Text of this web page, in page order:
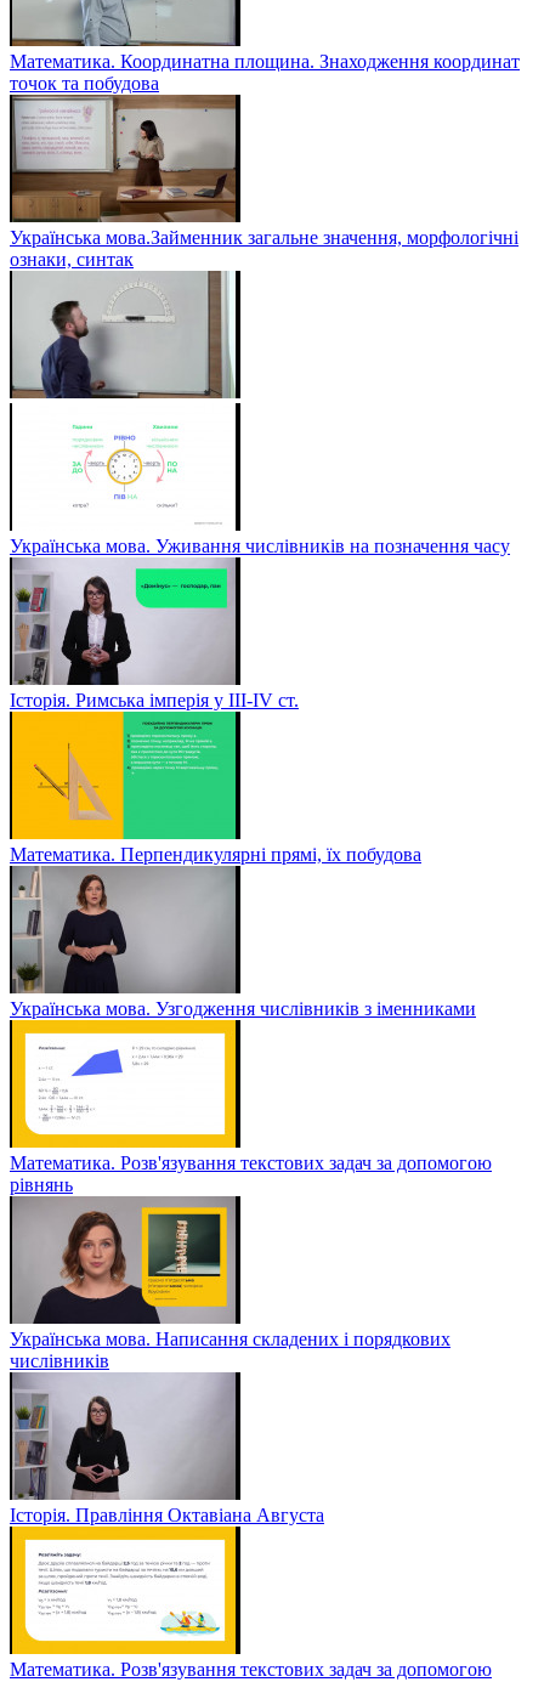
Математика. Координатна площина. Знаходження координат
точок та побудова
Українська мова.Займенник загальне значення, морфологічні
ознаки, синтак
Українська мова. Уживання числівників на позначення часу
Історія. Римська імперія у III-ІV ст.
Математика. Перпендикулярні прямі, їх побудова
Українська мова. Узгодження числівників з іменниками
Математика. Розв'язування текстових задач за допомогою
рівнянь
Українська мова. Написання складених і порядкових
числівників
Історія. Правління Октавіана Августа
Математика. Розв'язування текстових задач за допомогою